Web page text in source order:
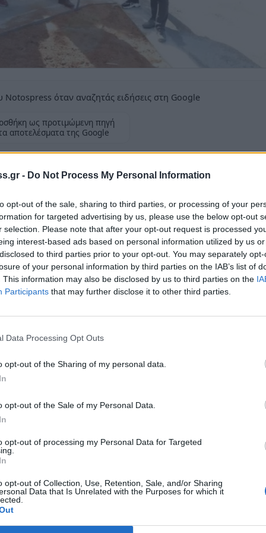
- Do Not Process My Personal Information
opt-out of the sale, sharing to third parties, or processing of your
for targeted advertising by us, please use the below opt-out
selection. Please note that after your opt-out request is processed
interest-based ads based on personal information utilized by us
to third parties prior to your opt-out. You may separately
of your personal information by third parties on the IAB’s list of
This information may also be disclosed by us to third parties on the
Participants that may further disclose it to other third parties.
Data Processing Opt Outs
opt-out of the Sharing of my personal data.
opt-out of the Sale of my Personal Data.
opt-out of processing my Personal Data for Targeted
opt-out of Collection, Use, Retention, Sale, and/or Sharing
Data that Is Unrelated with the Purposes for which it
όταν αναζητάς ειδήσεις στη Google
ως προτιμώμενη πηγή
αποτελέσματα της Google
κηδεμόνων του Δημοτικού σχολείου τα
καθιερωμένη επίσκεψη του Δημάρχου
, όπως κάθε δεύτερη Δευτέρα του
και να ενημερώσει το τοπικό
(κυκλοφοριακή μελέτη, διαμόρφωση
Δημοτικού σχολείου, συζήτησε τα
και τις εξελίξεις στο θέμα
όμως ήταν και οι απλοί κάτοικοι του
καθημερινότητα.
και μάθετε πρώτοι